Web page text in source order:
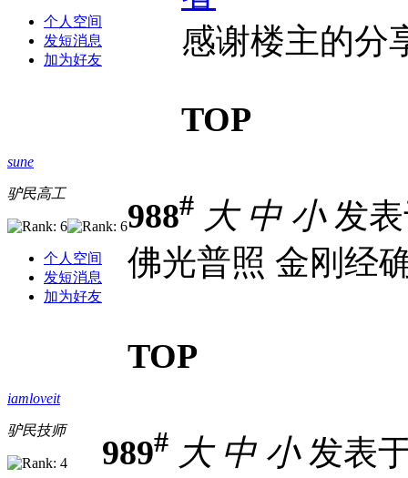
个人空间
发短消息
加为好友
感谢楼主的分
TOP
sune
驴民高工
个人空间
发短消息
加为好友
988# 大 中 小发表
佛光普照 金刚经
TOP
iamloveit
驴民技师
989# 大 中 小发表